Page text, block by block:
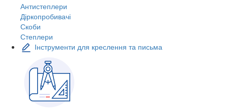
Антистеплери
Діркопробивачі
Скоби
Степлери
Інструменти для креслення та письма